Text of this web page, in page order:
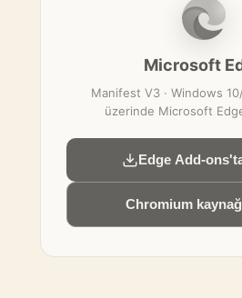
Microsoft
Manifest V3 · Windows
üzerinde Microsoft
Edge Add-
Chromium